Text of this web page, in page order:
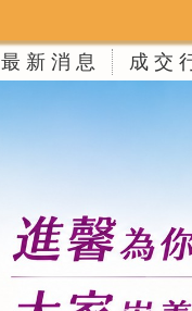
最 新 消 息 成 交